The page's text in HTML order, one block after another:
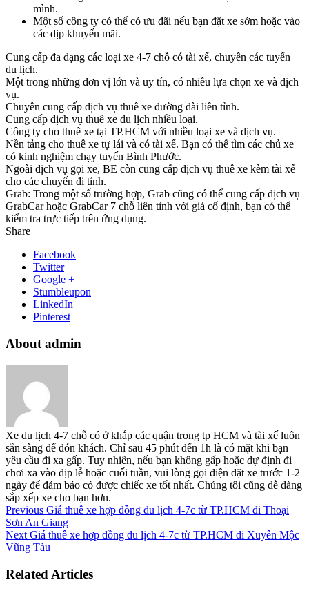
mình.
Một số công ty có thể có ưu đãi nếu bạn đặt xe sớm hoặc vào
các dịp khuyến mãi.
Cung cấp đa dạng các loại xe 4-7 chỗ có tài xế, chuyên các tuyến
du lịch.
Một trong những đơn vị lớn và uy tín, có nhiều lựa chọn xe và dịch
vụ.
Chuyên cung cấp dịch vụ thuê xe đường dài liên tỉnh.
Cung cấp dịch vụ thuê xe du lịch nhiều loại.
Công ty cho thuê xe tại TP.HCM với nhiều loại xe và dịch vụ.
Nền tảng cho thuê xe tự lái và có tài xế. Bạn có thể tìm các chủ xe
có kinh nghiệm chạy tuyến Bình Phước.
Ngoài dịch vụ gọi xe, BE còn cung cấp dịch vụ thuê xe kèm tài xế
cho các chuyến đi tỉnh.
Grab: Trong một số trường hợp, Grab cũng có thể cung cấp dịch vụ
GrabCar hoặc GrabCar 7 chỗ liên tỉnh với giá cố định, bạn có thể
kiểm tra trực tiếp trên ứng dụng.
Share
Facebook
Twitter
Google +
Stumbleupon
LinkedIn
Pinterest
About admin
Xe du lịch 4-7 chỗ có ở khắp các quận trong tp HCM và tài xế luôn
sẵn sàng để đón khách. Chỉ sau 45 phút đến 1h là có mặt khi bạn
yêu cầu đi xa gấp. Tuy nhiên, nếu bạn không gấp hoặc dự định đi
chơi xa vào dịp lễ hoặc cuối tuần, vui lòng gọi điện đặt xe trước 1-2
ngày để đảm bảo có được chiếc xe tốt nhất. Chúng tôi cũng dễ dàng
sắp xếp xe cho bạn hơn.
Previous Giá thuê xe hợp đồng du lịch 4-7c từ TP.HCM đi Thoại
Sơn An Giang
Next Giá thuê xe hợp đồng du lịch 4-7c từ TP.HCM đi Xuyên Mộc
Vũng Tàu
Related Articles